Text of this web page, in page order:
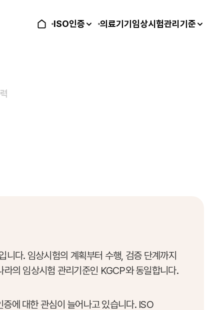
ISO인증 의료기기임상시험관리기준
다. 임상시험의 계획부터 수행, 검증 단계까지
의 임상시험 관리기준인 KGCP와 동일합니다.
에 대한 관심이 늘어나고 있습니다. ISO